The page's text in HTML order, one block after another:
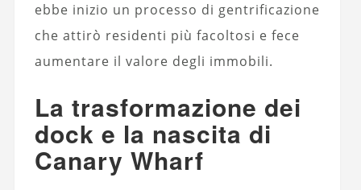
ebbe inizio un processo di gentrificazione
che attirò residenti più facoltosi e fece
aumentare il valore degli immobili.
La trasformazione dei
dock e la nascita di
Canary Wharf